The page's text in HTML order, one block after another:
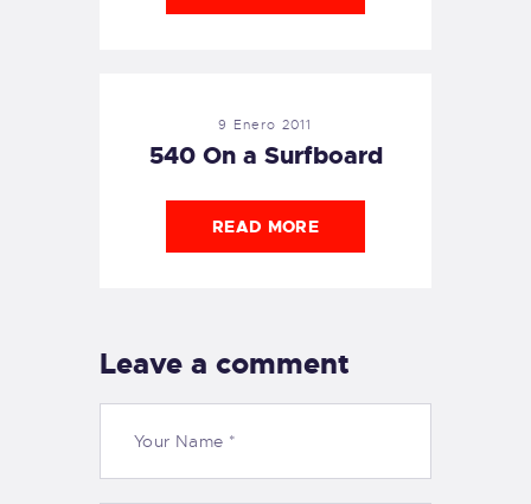
9 Enero 2011
540 On a Surfboard
READ MORE
Leave a comment